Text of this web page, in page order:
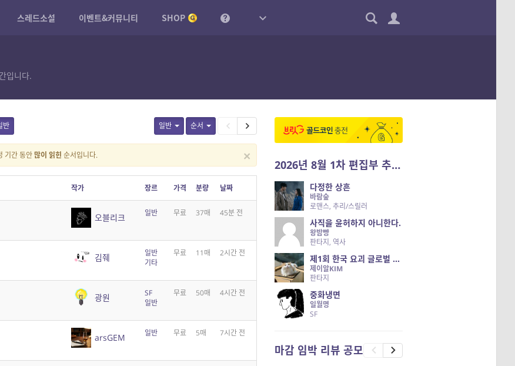
스레드소설 이벤트&커뮤니티 SHOP
입니다.
일반 순서
반
×
기간 동안많이 읽힌 순서입니다.
작가 장르 가격 분량 날짜
오블리크 일반 무료 37매 45분 전
김줴
일반
기타
무료 11매 2시간 전
광원
SF
일반
무료 50매 4시간 전
arsGEM 일반 무료 5매 7시간 전
2026년 8월 1차 편집부 추천작
다정한 상흔
바람숲
로맨스, 추리/스릴러
사직을 윤허하지 아니한다.
왕밤빵
판타지, 역사
제1회 한국 요괴 글로벌 진출 공개 오디션 시즌 2 — 나는 요괴다
제이알KIM
판타지
중화냉면
일월명
SF
마감 임박 리뷰 공모